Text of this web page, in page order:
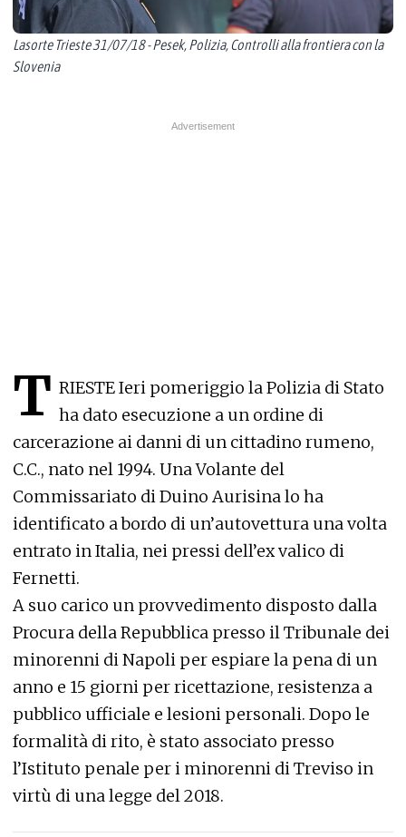
Lasorte Trieste 31/07/18 - Pesek, Polizia, Controlli alla frontiera con la
Slovenia
T RIESTE Ieri pomeriggio la Polizia di Stato
ha dato esecuzione a un ordine di
carcerazione ai danni di un cittadino rumeno,
C.C., nato nel 1994. Una Volante del
Commissariato di Duino Aurisina lo ha
identificato a bordo di un’autovettura una volta
entrato in Italia, nei pressi dell’ex valico di
Fernetti.
A suo carico un provvedimento disposto dalla
Procura della Repubblica presso il Tribunale dei
minorenni di Napoli per espiare la pena di un
anno e 15 giorni per ricettazione, resistenza a
pubblico ufficiale e lesioni personali. Dopo le
formalità di rito, è stato associato presso
l’Istituto penale per i minorenni di Treviso in
virtù di una legge del 2018.